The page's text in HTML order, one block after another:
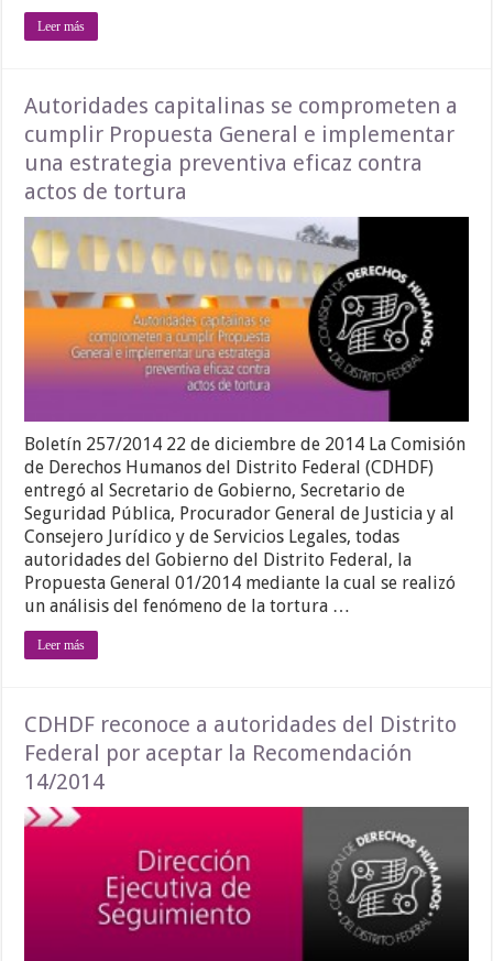
Leer más
Autoridades capitalinas se comprometen a
cumplir Propuesta General e implementar
una estrategia preventiva eficaz contra
actos de tortura
Boletín 257/2014 22 de diciembre de 2014 La Comisión
de Derechos Humanos del Distrito Federal (CDHDF)
entregó al Secretario de Gobierno, Secretario de
Seguridad Pública, Procurador General de Justicia y al
Consejero Jurídico y de Servicios Legales, todas
autoridades del Gobierno del Distrito Federal, la
Propuesta General 01/2014 mediante la cual se realizó
un análisis del fenómeno de la tortura …
Leer más
CDHDF reconoce a autoridades del Distrito
Federal por aceptar la Recomendación
14/2014